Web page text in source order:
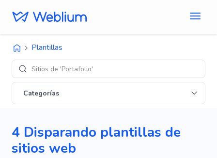
Plantillas
Sitios de 'Portafolio'
Categorías
4 Disparando plantillas de
sitios web